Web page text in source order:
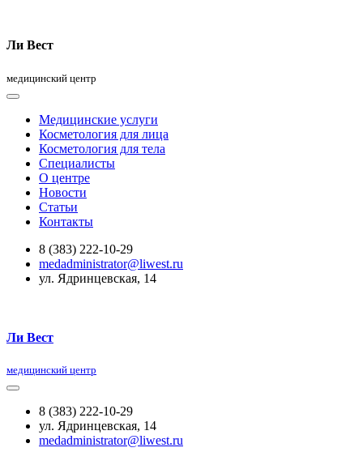
Ли Вест
медицинский центр
Медицинские услуги
Косметология для лица
Косметология для тела
Специалисты
О центре
Новости
Статьи
Контакты
8 (383) 222-10-29
medadministrator@liwest.ru
ул. Ядринцевская, 14
Ли Вест
медицинский центр
8 (383) 222-10-29
ул. Ядринцевская, 14
medadministrator@liwest.ru